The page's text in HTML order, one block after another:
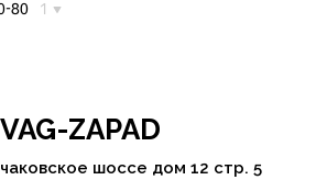
VAG-ZAPAD
шоссе дом 12 стр. 5